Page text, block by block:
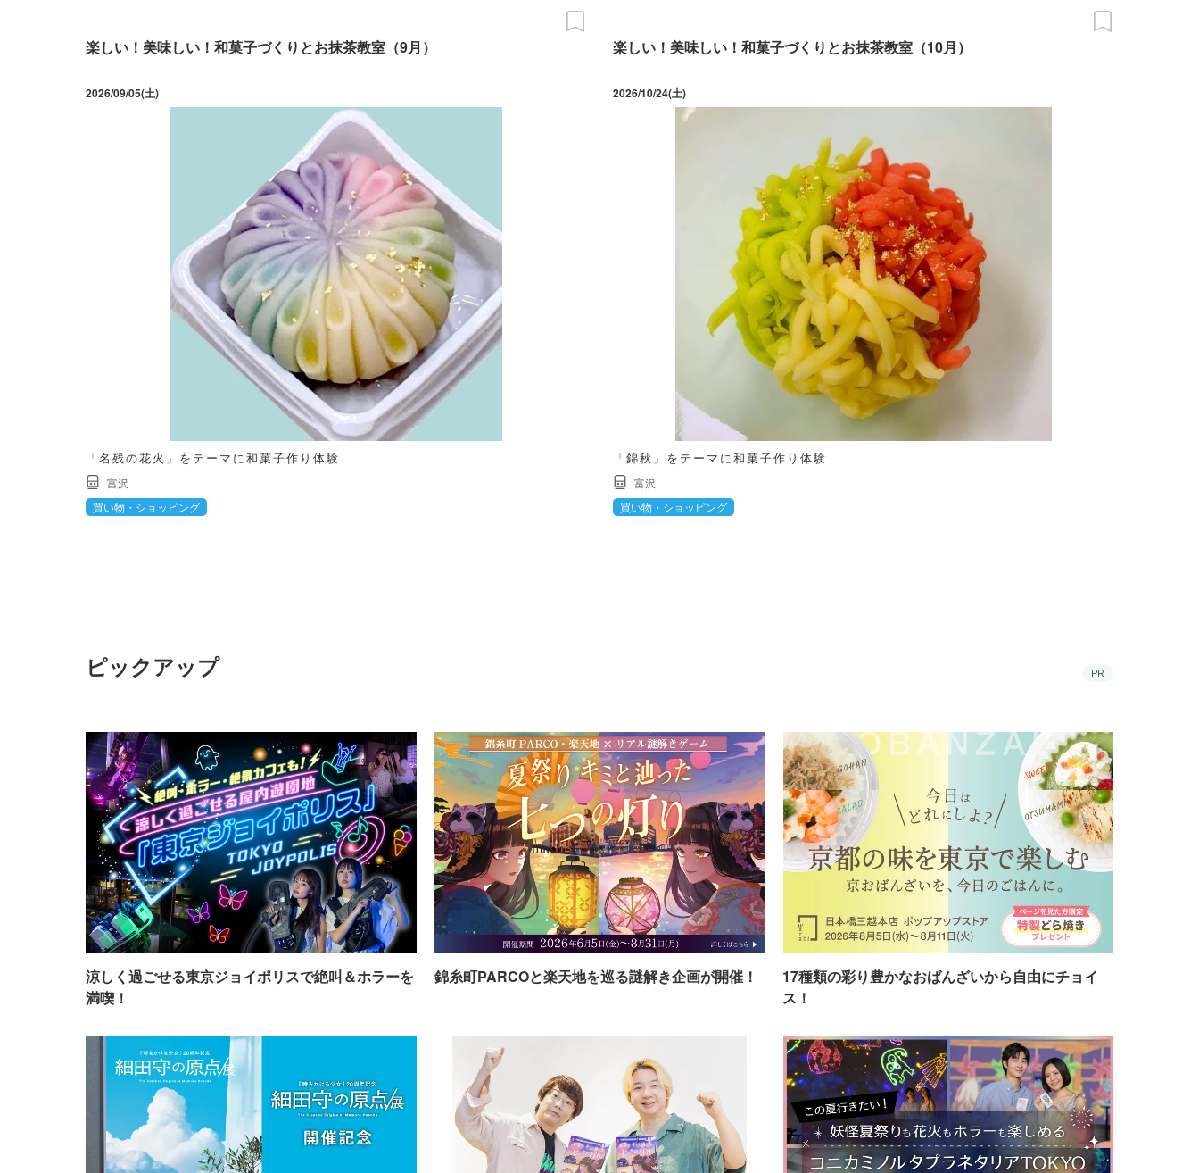
楽しい！美味しい！和菓子づくりとお抹茶教室（9月）
2026/09/05(土)
「名残の花火」をテーマに和菓子作り体験
富沢
買い物・ショッピング
楽しい！美味しい！和菓子づくりとお抹茶教室（10月）
2026/10/24(土)
「錦秋」をテーマに和菓子作り体験
富沢
買い物・ショッピング
ピックアップ PR
涼しく過ごせる東京ジョイポリスで絶叫＆ホラーを
満喫！
錦糸町PARCOと楽天地を巡る謎解き企画が開催！
17種類の彩り豊かなおばんざいから自由にチョイ
ス！